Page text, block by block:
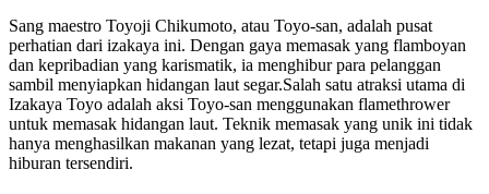
Sang maestro Toyoji Chikumoto, atau Toyo-san, adalah pusat
perhatian dari izakaya ini. Dengan gaya memasak yang flamboyan
dan kepribadian yang karismatik, ia menghibur para pelanggan
sambil menyiapkan hidangan laut segar.Salah satu atraksi utama di
Izakaya Toyo adalah aksi Toyo-san menggunakan flamethrower
untuk memasak hidangan laut. Teknik memasak yang unik ini tidak
hanya menghasilkan makanan yang lezat, tetapi juga menjadi
hiburan tersendiri.